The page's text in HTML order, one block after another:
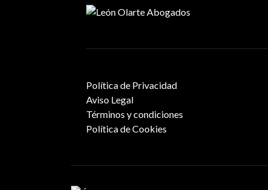
Política de Privacidad
Aviso Legal
Términos y condiciones
Política de Cookies